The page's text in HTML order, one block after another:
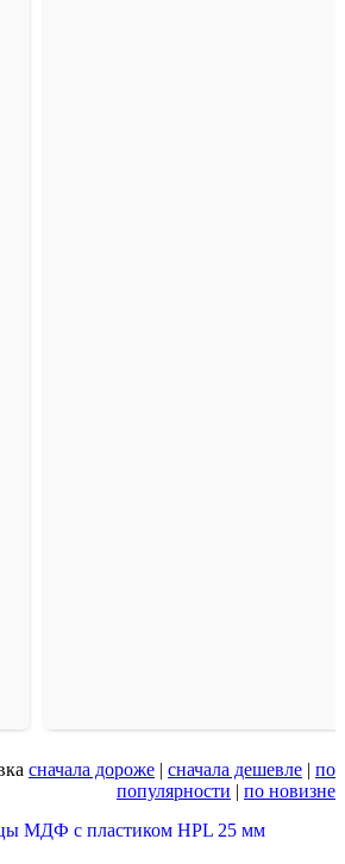
сначала дороже | сначала дешевле | по
популярности | по новизне